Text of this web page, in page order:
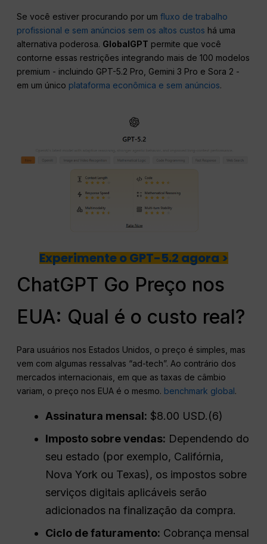
Se você estiver procurando por umfluxo de trabalho
profissional e sem anúncios sem os altos custos há uma
alternativa poderosa. GlobalGPT permite que você
contorne essas restrições integrando mais de 100 modelos
premium - incluindo GPT-5.2 Pro, Gemini 3 Pro e Sora 2 -
em um único plataforma econômica e sem anúncios.
Experimente o GPT-5.2 agora >
ChatGPT Go Preço nos
EUA: Qual é o custo real?
Para usuários nos Estados Unidos, o preço é simples, mas
vem com algumas ressalvas “ad-tech”. Ao contrário dos
mercados internacionais, em que as taxas de câmbio
variam, o preço nos EUA é o mesmo. benchmark global .
Assinatura mensal: $8.00 USD.(6)
Imposto sobre vendas: Dependendo do
seu estado (por exemplo, Califórnia,
Nova York ou Texas), os impostos sobre
serviços digitais aplicáveis serão
adicionados na finalização da compra.
Ciclo de faturamento: Cobrança mensal